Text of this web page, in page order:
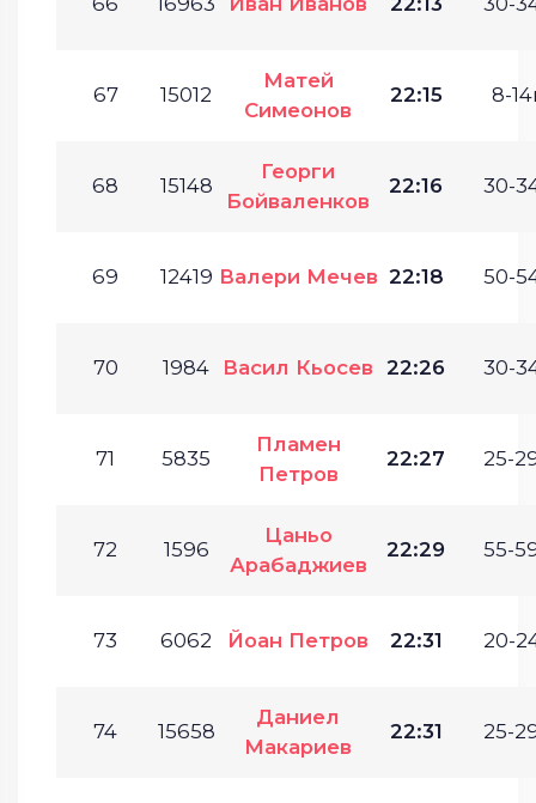
67 15012
Матей
Симеонов
22:15 8-
68 15148
Георги
Бойваленков
22:16 30-
69 12419 Валери Мечев 22:18 50-
70 1984 Васил Кьосев 22:26 30-
71 5835
Пламен
Петров
22:27 25-
72 1596
Цаньо
Арабаджиев
22:29 55-
73 6062 Йоан Петров 22:31 20-
74 15658
Даниел
Макариев
22:31 25-